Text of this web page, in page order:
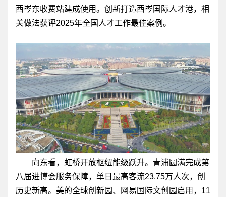
西岑东收费站建成使用。创新打造西岑国际人才港，相
关做法获评2025年全国人才工作最佳案例。
向东看，虹桥开放枢纽能级跃升。青浦圆满完成第
八届进博会服务保障，单日最高客流23.75万人次，创
历史新高。美的全球创新园、网易国际文创园启用，11